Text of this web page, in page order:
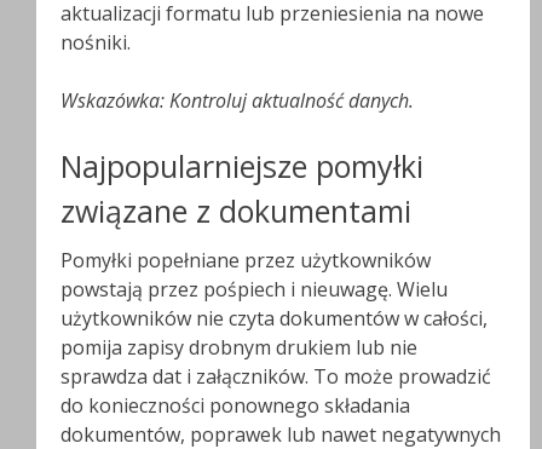
aktualizacji formatu lub przeniesienia na nowe
nośniki.
Wskazówka: Kontroluj aktualność danych.
Najpopularniejsze pomyłki
związane z dokumentami
Pomyłki popełniane przez użytkowników
powstają przez pośpiech i nieuwagę. Wielu
użytkowników nie czyta dokumentów w całości,
pomija zapisy drobnym drukiem lub nie
sprawdza dat i załączników. To może prowadzić
do konieczności ponownego składania
dokumentów, poprawek lub nawet negatywnych